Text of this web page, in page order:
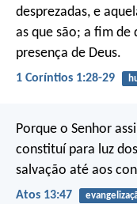
desprezadas, e
as que são; a fim de
presença de Deus.
1 Coríntios 1:28-29
Porque o Senhor
constituí para luz
salvação até aos
Atos 13:47